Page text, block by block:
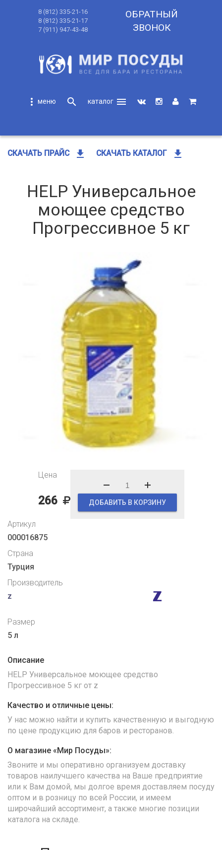
8 (812) 335-21-16
8 (812) 335-21-17
7 (911) 947-43-48
ОБРАТНЫЙ
ЗВОНОК
more_vert search
menu
СКАЧАТЬ ПРАЙС get_app СКАЧАТЬ КАТАЛОГ get_app
HELP Универсальное
моющее средство
Прогрессивное 5 кг
Цена
266 ДОБАВИТЬ В КОРЗИНУ
Артикул
000016875
Страна
Турция
Производитель
z
Размер
5 л
Описание
HELP Универсальное моющее средство
Прогрессивное 5 кг от z
Качество и отличные цены:
У нас можно найти и купить качественную и выгодную
по цене продукцию для баров и ресторанов.
О магазине «Мир Посуды»:
Звоните и мы оперативно организуем доставку
товаров наилучшего качества на Ваше предприятие
или к Вам домой, мы долгое время доставляем посуду
оптом и в розницу по всей России, и имеем
широчайший ассортимент, а также многие позиции
каталога на складе.